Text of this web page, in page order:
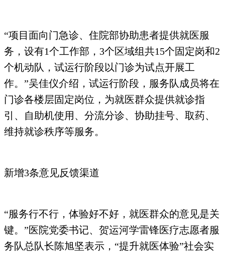
“项目面向门急诊、住院部协助患者提供就医服
务，设有1个工作部，3个区域组共15个固定岗和2
个机动队，试运行阶段以门诊为试点开展工
作。”吴佳仪介绍，试运行阶段，服务队成员将在
门诊各楼层固定岗位，为就医群众提供就诊指
引、自助机使用、分流分诊、协助挂号、取药、
维持就诊秩序等服务。
新增3条意见反馈渠道
“服务行不行，体验好不好，就医群众的意见是关
键。”医院党委书记、贺运河学雷锋医疗志愿者服
务队总队长陈旭坚表示，“提升就医体验”社会实